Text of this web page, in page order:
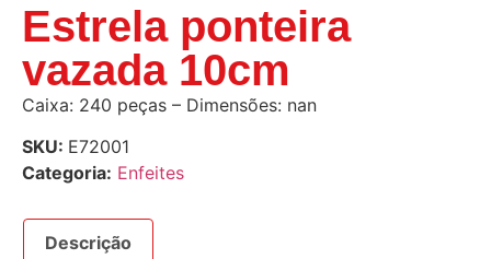
Estrela ponteira
vazada 10cm
Caixa: 240 peças – Dimensões: nan
SKU: E72001
Categoria: Enfeites
Descrição